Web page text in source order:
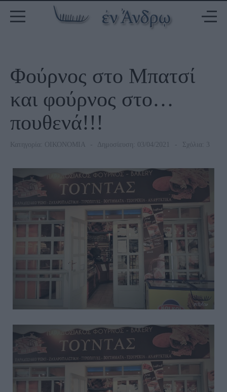
Φούρνος στο Μπατσί
και φούρνος στο…
πουθενά!!!
Κατηγορία: ΟΙΚΟΝΟΜΙΑ Δημοσίευση: 03/04/2021 Σχόλια: 3